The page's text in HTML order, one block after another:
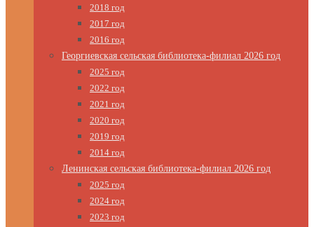
2018 год
2017 год
2016 год
Георгиевская сельская библиотека-филиал 2026 год
2025 год
2022 год
2021 год
2020 год
2019 год
2014 год
Ленинская сельская библиотека-филиал 2026 год
2025 год
2024 год
2023 год